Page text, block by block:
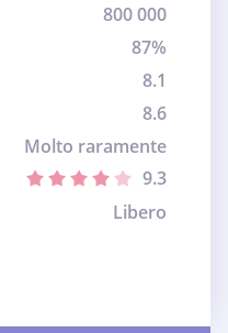
800 000
87%
8.1
8.6
Molto raramente
9.3
Libero